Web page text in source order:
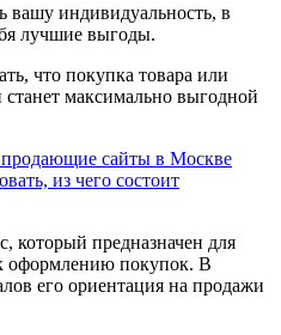
вашу индивидуальность, в
лучшие выгоды.
что покупка товара или
максимально выгодной
из чего состоит
который предназначен для
оформлению покупок. В
его ориентация на продажи